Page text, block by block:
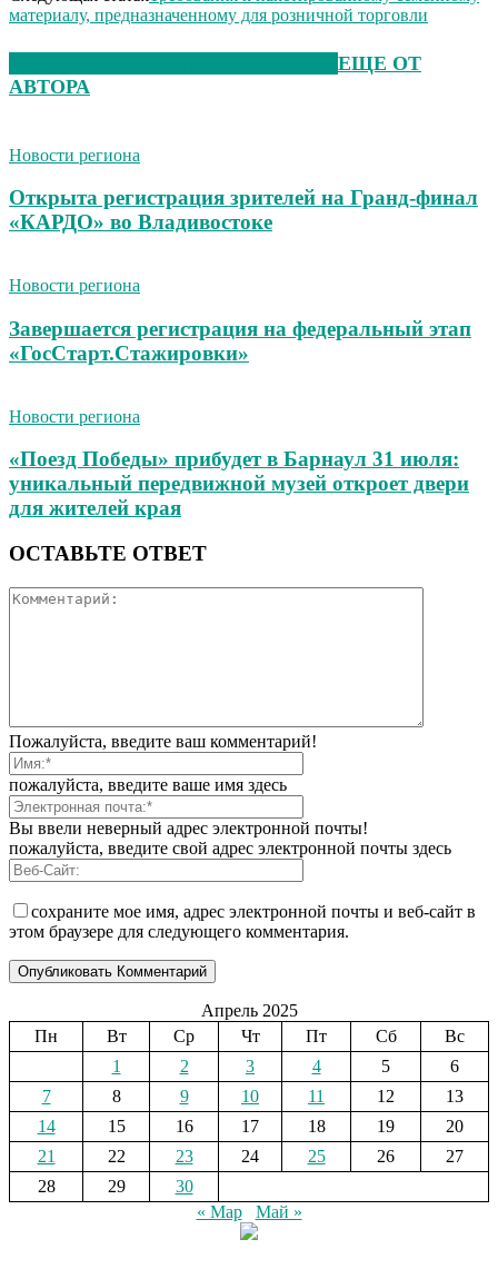
материалу, предназначенному для розничной торговли
ЕЩЕ ОТ
АВТОРА
Новости региона
Открыта регистрация зрителей на Гранд-финал
«КАРДО» во Владивостоке
Новости региона
Завершается регистрация на федеральный этап
«ГосСтарт.Стажировки»
Новости региона
«Поезд Победы» прибудет в Барнаул 31 июля:
уникальный передвижной музей откроет двери
для жителей края
ОСТАВЬТЕ ОТВЕТ
Пожалуйста, введите ваш комментарий!
пожалуйста, введите ваше имя здесь
Вы ввели неверный адрес электронной почты!
пожалуйста, введите свой адрес электронной почты здесь
сохраните мое имя, адрес электронной почты и веб-сайт в
этом браузере для следующего комментария.
Апрель 2025
Пн
Вт Ср Чт Пт Сб
Вс
1
2 3 4 5
6
7
8 9 10 11 12
13
14
15 16 17 18 19
20
21
22 23 24 25 26
27
28
29
30
« Мар
Май »